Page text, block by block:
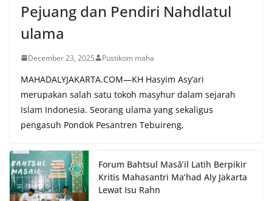
Pejuang dan Pendiri Nahdlatul
ulama
December 23, 2025 Pustikom maha
MAHADALYJAKARTA.COM—KH Hasyim Asy’ari
merupakan salah satu tokoh masyhur dalam sejarah
Islam Indonesia. Seorang ulama yang sekaligus
pengasuh Pondok Pesantren Tebuireng,
Forum Bahtsul Masā’il Latih Berpikir
Kritis Mahasantri Ma’had Aly Jakarta
Lewat Isu Rahn